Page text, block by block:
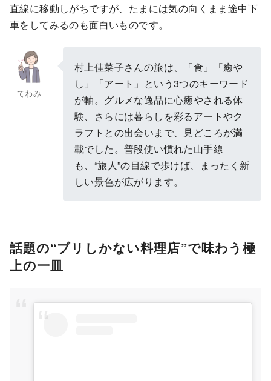
直線に移動しがちですが、たまには気の向くまま途中下
車をしてみるのも面白いものです。
てわみ
村上佳菜子さんの旅は、「食」「癒や
し」「アート」という3つのキーワード
が軸。グルメな逸品に心癒やされる体
験、さらには暮らしを彩るアートやク
ラフトとの出会いまで、見どころが満
載でした。普段使い慣れた山手線
も、“旅人”の目線で歩けば、まったく新
しい景色が広がります。
話題の“ブリしかない料理店”で味わう極
上の一皿